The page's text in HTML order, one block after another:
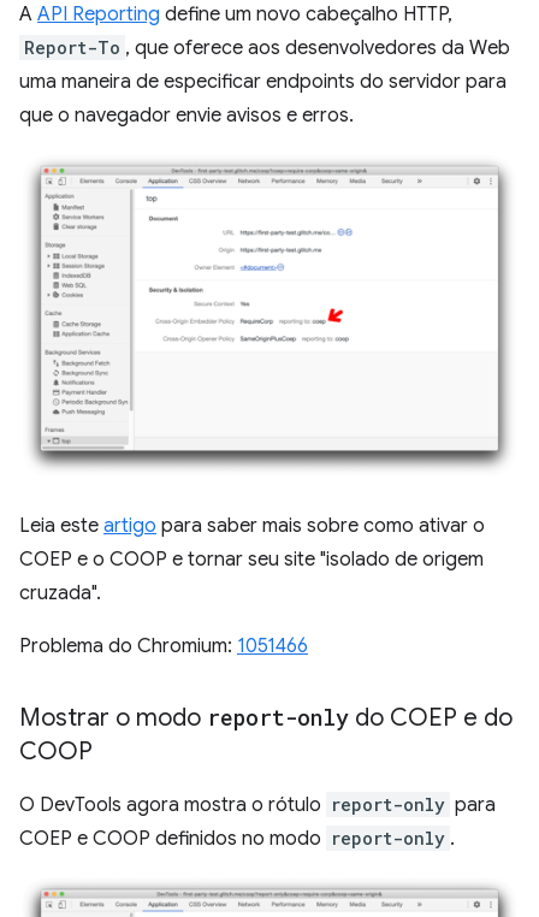
A API Reporting define um novo cabeçalho HTTP,
Report-To , que oferece aos desenvolvedores da Web
uma maneira de especificar endpoints do servidor para
que o navegador envie avisos e erros.
Leia este artigo para saber mais sobre como ativar o
COEP e o COOP e tornar seu site "isolado de origem
cruzada".
Problema do Chromium: 1051466
Mostrar o modo report-only do COEP e do
COOP
O DevTools agora mostra o rótulo report-only para
COEP e COOP definidos no modo report-only .